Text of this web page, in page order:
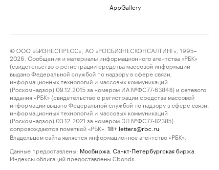
AppGallery
© ООО «БИЗНЕСПРЕСС», АО «РОСБИЗНЕСКОНСАЛТИНГ», 1995–
2026. Сообщения и материалы информационного агентства «РБК»
(свидетельство о регистрации средства массовой информации
выдано Федеральной службой по надзору в сфере связи,
информационных технологий и массовых коммуникаций
(Роскомнадзор) 09.12.2015 за номером ИА №ФС77-63848) и сетевого
издания «РБК» (свидетельство о регистрации средства массовой
информации выдано Федеральной службой по надзору в сфере связи,
информационных технологий и массовых коммуникаций
(Роскомнадзор) 03.12.2021 за номером ЭЛ №ФС77-82385)
сопровождаются пометкой «РБК».
18+ letters@rbc.ru
Владельцем сайта является информационное агентство «РБК».
Данные предоставлены: Мосбиржа Санкт-Петербургская биржа
Индексы облигаций предоставлены Cbonds.